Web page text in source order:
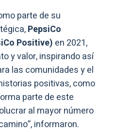
parte de su
PepsiCo
Positive) en 2021,
y valor, inspirando así
las comunidades y el
positivas, como
parte de este
al mayor número
informaron.